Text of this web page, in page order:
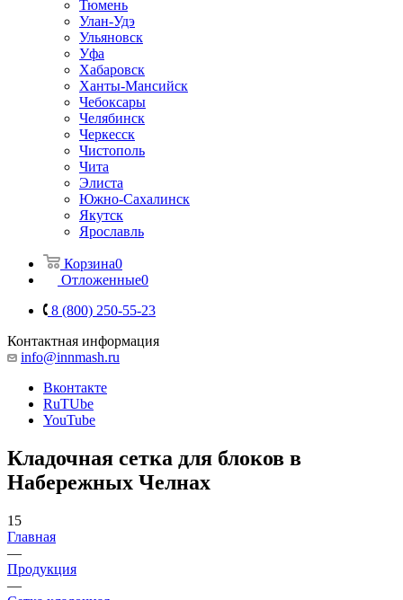
Тюмень
Улан-Удэ
Ульяновск
Уфа
Хабаровск
Ханты-Мансийск
Чебоксары
Челябинск
Черкесск
Чистополь
Чита
Элиста
Южно-Сахалинск
Якутск
Ярославль
Корзина0
Отложенные0
8 (800) 250-55-23
Контактная информация
info@innmash.ru
Вконтакте
RuTUbe
YouTube
Кладочная сетка для блоков в
Набережных Челнах
15
Главная
—
Продукция
—